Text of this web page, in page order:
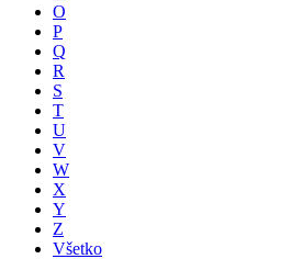
O
P
Q
R
S
T
U
V
W
X
Y
Z
Všetko